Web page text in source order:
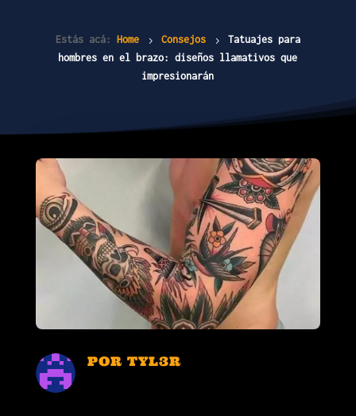
Estás acá: Home 5 Consejos 5
Tatuajes para
hombres en el brazo: diseños llamativos que
impresionarán
POR TYL3R